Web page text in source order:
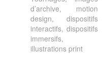
d’archive, motion
design, dispositifs
interactifs, dispositifs
immersifs,
illustrations print